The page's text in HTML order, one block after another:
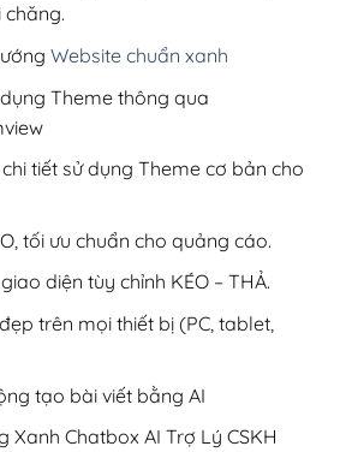
Website chuẩn xanh
Theme thông qua
tiết sử dụng Theme cơ bản cho
tối ưu chuẩn cho quảng cáo.
diện tùy chỉnh KÉO – THẢ.
trên mọi thiết bị (PC, tablet,
tạo bài viết bằng AI
Xanh Chatbox AI Trợ Lý CSKH